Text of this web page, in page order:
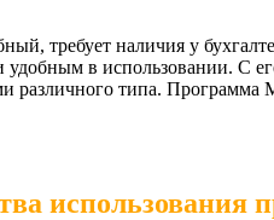
требует наличия у
в использовании. С
различного типа.
использования